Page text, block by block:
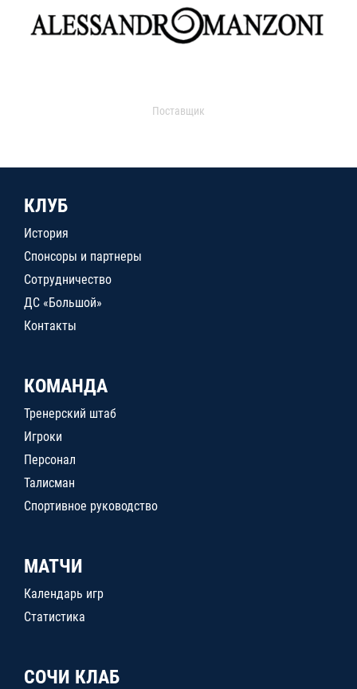
Поставщик
КЛУБ
История
Спонсоры и партнеры
Сотрудничество
ДС «Большой»
Контакты
КОМАНДА
Тренерский штаб
Игроки
Персонал
Талисман
Спортивное руководство
МАТЧИ
Календарь игр
Статистика
СОЧИ КЛАБ